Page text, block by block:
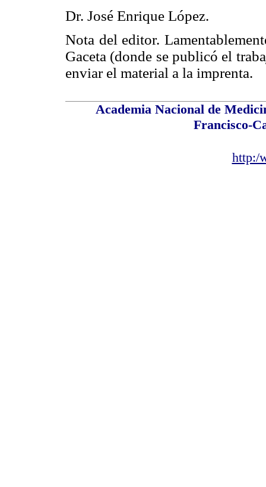
Dr. José Enrique López.
Nota del editor.
Gaceta (donde se publicó el
enviar el material a la imprenta.
Academia Nacional de
Francisco-
http:/